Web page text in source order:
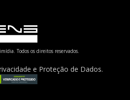
Todos os direitos reservados.
e Proteção de Dados.